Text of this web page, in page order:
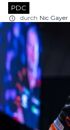
PDC
durch Nic Gayer